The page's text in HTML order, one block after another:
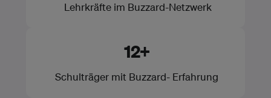
Lehrkräfte im Buzzard-Netzwerk
12+
Schulträger mit Buzzard- Erfahrung